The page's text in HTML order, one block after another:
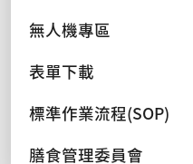
無人機專區
表單下載
標準作業流程(SOP)
膳食管理委員會